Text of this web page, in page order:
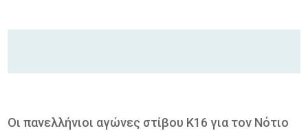
Οι πανελλήνιοι αγώνες στίβου Κ16 για τον Νότιο